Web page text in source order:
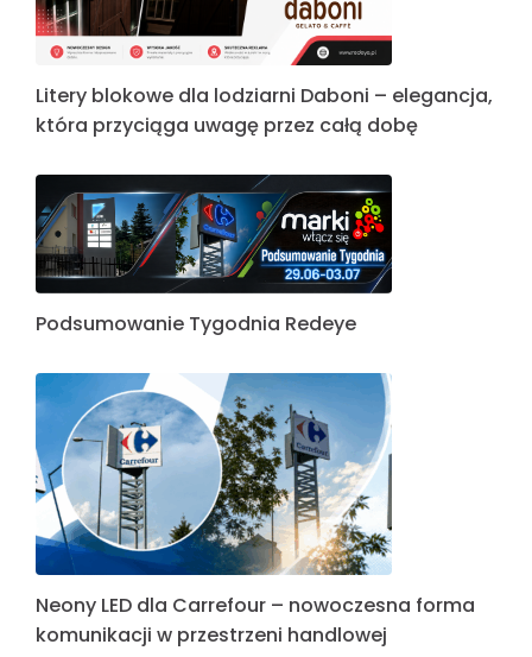
Litery blokowe dla lodziarni Daboni – elegancja,
która przyciąga uwagę przez całą dobę
Podsumowanie Tygodnia Redeye
Neony LED dla Carrefour – nowoczesna forma
komunikacji w przestrzeni handlowej